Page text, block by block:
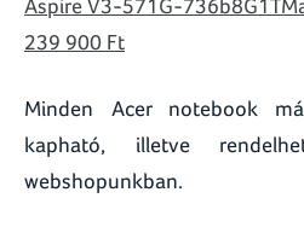
Aspire V3-571G-
239 900 Ft
Minden Acer notebook
kapható, illetve
webshopunkban.